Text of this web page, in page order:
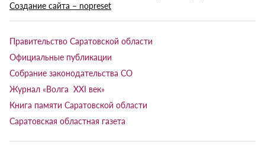
Создание сайта – nopreset
Правительство Саратовской области
Официальные публикации
Собрание законодательства СО
Журнал «Волга XXI век»
Книга памяти Саратовской области
Саратовская областная газета